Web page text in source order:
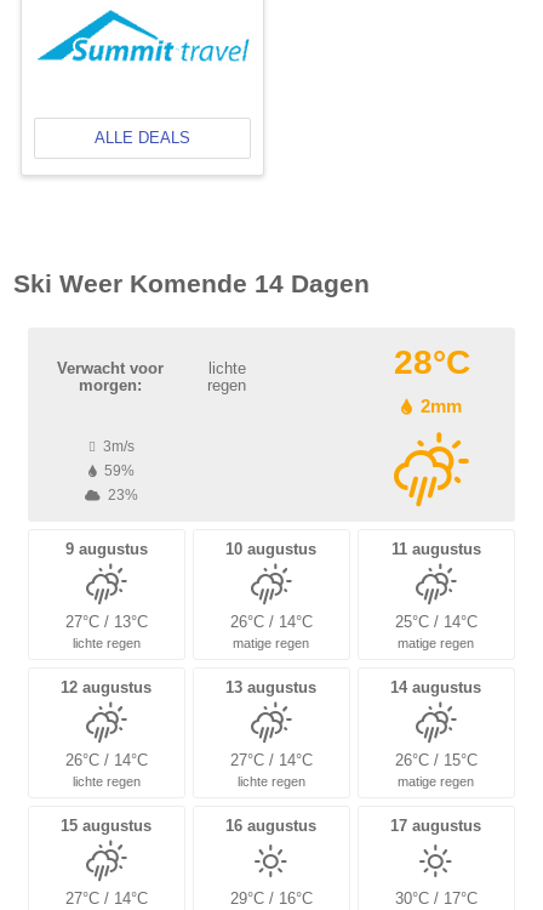
ALLE DEALS
Ski Weer Komende 14 Dagen
Verwacht voor
morgen:
lichte
regen
28°C
2mm
3m/s
59%
23%
9 augustus
27°C / 13°C
lichte regen
10 augustus
26°C / 14°C
matige regen
11 augustus
25°C / 14°C
matige regen
12 augustus
26°C / 14°C
lichte regen
13 augustus
27°C / 14°C
lichte regen
14 augustus
26°C / 15°C
matige regen
15 augustus
27°C / 14°C
16 augustus
29°C / 16°C
17 augustus
30°C / 17°C